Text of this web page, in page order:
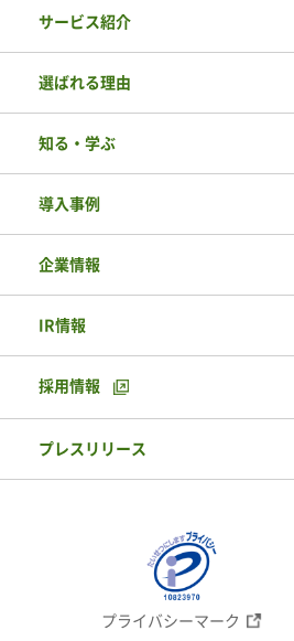
サービス紹介
選ばれる理由
知る・学ぶ
導入事例
企業情報
IR情報
採用情報
プレスリリース
プライバシーマーク